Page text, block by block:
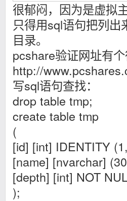
很郁闷，因为是虚拟
只得用sql语句把列
目录。
pcshare验证网址有
http://
写sql语句查找：
drop table tmp;
create table tmp
(
[id] [int] IDENTITY
[name] [nvarchar]
[depth] [int] NOT
);